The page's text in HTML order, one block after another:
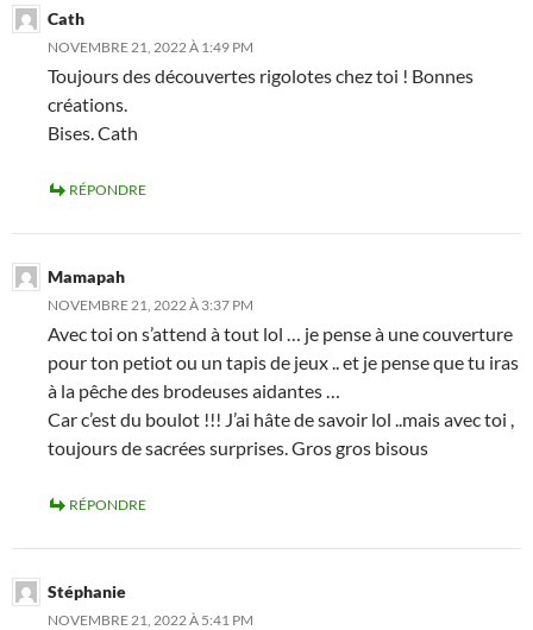
Cath
NOVEMBRE 21, 2022 À 1:49 PM
Toujours des découvertes rigolotes chez toi ! Bonnes
créations.
Bises. Cath
RÉPONDRE
Mamapah
NOVEMBRE 21, 2022 À 3:37 PM
Avec toi on s’attend à tout lol … je pense à une couverture
pour ton petiot ou un tapis de jeux .. et je pense que tu iras
à la pêche des brodeuses aidantes …
Car c’est du boulot !!! J’ai hâte de savoir lol ..mais avec toi ,
toujours de sacrées surprises. Gros gros bisous
RÉPONDRE
Stéphanie
NOVEMBRE 21, 2022 À 5:41 PM